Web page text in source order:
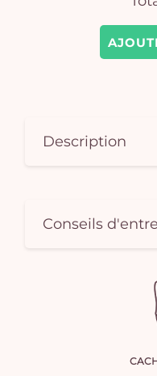
Description
Conseils